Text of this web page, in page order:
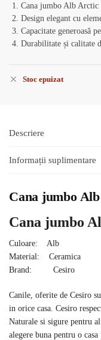
Cana jumbo Alb Arctic
Design elegant cu
Capacitate generoasă
Durabilitate și calitate
Stoc epuizat
Descriere
Informații suplimentare
Cana jumbo
Cana jumbo
Culoare: Alb
Material: Ceramica
Brand: Cesiro
Canile, oferite de Cesiro
in orice casa. Cesiro
Naturale si sigure pentru
alegere buna pentru o